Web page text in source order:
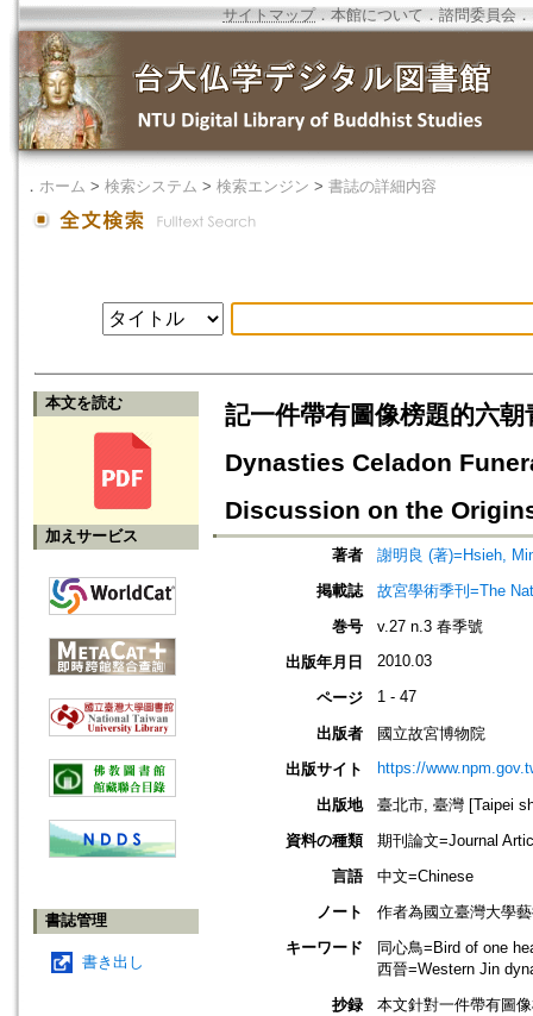
サイトマップ．本館について ． 諮問委員会 ．
． ホーム > 検索システム > 検索エンジン > 書誌の詳細内容
本文を読む
加えサービス
書誌管理
書き出し
記一件帶有圖像榜題的六
Dynasties Celadon
Discussion on the
著者
謝明良 (著)=Hsieh,
掲載誌
故宮學術季刊=The
巻号
v.27 n.3 春季號
出版年月日
2010.03
ページ 1 - 47
出版者
國立故宮博物院
出版サイト
https://
出版地
臺北市, 臺灣 [Taipei
資料の種類
期刊論文=Journal
言語
中文=Chinese
ノート
作者為國立臺灣大學
キーワード
同心鳥=Bird of one
西晉=Western Jin
抄録
本文針對一件帶有圖